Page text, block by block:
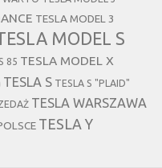
TESLA MODEL 3
MODEL S
85 TESLA MODEL X
TESLA S TESLA S "PLAID"
TESLA WARSZAWA
TESLA Y